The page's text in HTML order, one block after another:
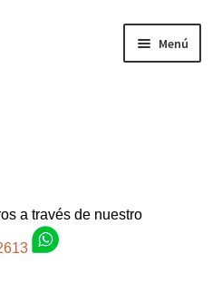
Menú
a través de nuestro